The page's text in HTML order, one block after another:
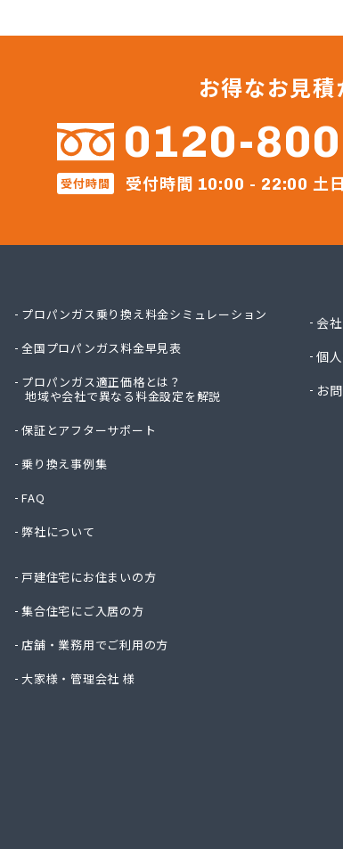
お得なお見積
0120-
受付時間 受付時間 10:00 - 22:00 土
プロパンガス乗り換え料金シミュレーション
全国プロパンガス料金早見表
プロパンガス適正価格とは？
地域や会社で異なる料金設定を解説
保証とアフターサポート
乗り換え事例集
FAQ
弊社について
戸建住宅にお住まいの方
集合住宅にご入居の方
店舗・業務用でご利用の方
大家様・管理会社 様
会
個
お